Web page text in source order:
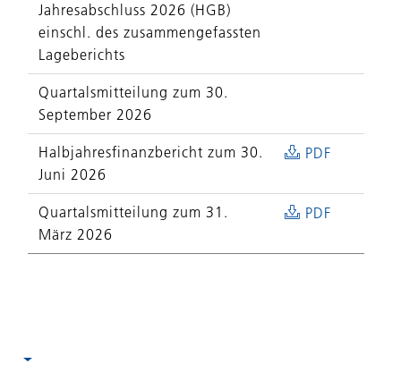
Jahresabschluss 2026 (HGB)
einschl. des zusammengefassten
Lageberichts
Quartalsmitteilung zum 30.
September 2026
Halbjahresfinanzbericht zum 30.
Juni 2026
PDF
Quartalsmitteilung zum 31.
März 2026
PDF